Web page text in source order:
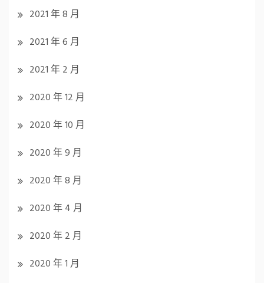
2021 年 8 月
2021 年 6 月
2021 年 2 月
2020 年 12 月
2020 年 10 月
2020 年 9 月
2020 年 8 月
2020 年 4 月
2020 年 2 月
2020 年 1 月